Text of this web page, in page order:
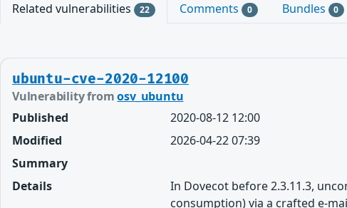
Related vulnerabilities 22 Comments 0 Bundles 0
ubuntu-cve-2020-12100
Vulnerability fromosv_ubuntu
Published
2020-08-12 12:00
Modified
2026-04-22 07:39
Summary
Details
In Dovecot before 2.3.11.3,
consumption) via a crafted e-